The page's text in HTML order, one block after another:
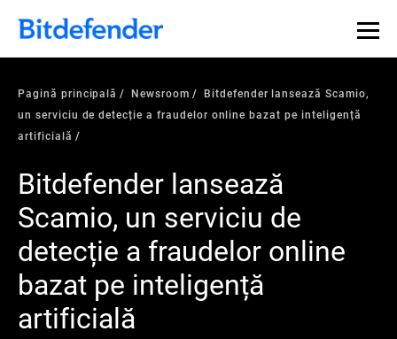
Pagină principală Newsroom
Bitdefender lansează Scamio,
un serviciu de detecție a fraudelor online bazat pe inteligență
artificială
Bitdefender lansează
Scamio, un serviciu de
detecție a fraudelor online
bazat pe inteligență
artificială